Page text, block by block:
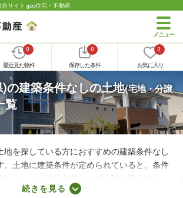
サイト goo住宅・不動産
0
最近見た物件
0
保存した条件
0
お気に入り
の建築条件なしの土地(宅地・分譲
覧
地を探している方におすすめの建築条件なし
。土地に建築条件が定められていると、条件
れません。建築条件なしの土地を購入すれ
文住宅を建てられるため、家族全員の理想を
続きを見る